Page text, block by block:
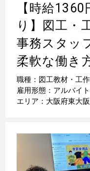
【時給
り】図工・
事務スタッ
柔軟な働き
職種：図工教材・工
雇用形態：アルバイ
エリア：大阪府東大